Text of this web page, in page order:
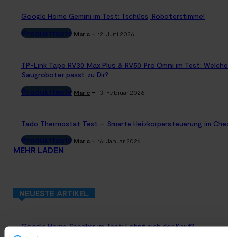
Google Home Gemini im Test: Tschüss, Roboterstimme!
Produkttests Marc - 12. Juni 2026
TP-Link Tapo RV30 Max Plus & RV50 Pro Omni im Test:
Saugroboter passt zu Dir?
Produkttests Marc - 13. Februar 2026
Tado Thermostat Test – Smarte Heizkörpersteuerung im
Produkttests Marc - 16. Januar 2026
MEHR LADEN
NEUESTE ARTIKEL
Google Home Speaker im Test: Lohnt sich der Kauf?